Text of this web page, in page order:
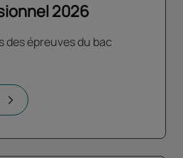
Le bac professionnel 2026
des épreuves du bac